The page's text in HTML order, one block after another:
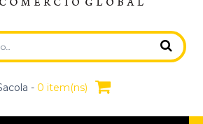
- 0 item(ns)